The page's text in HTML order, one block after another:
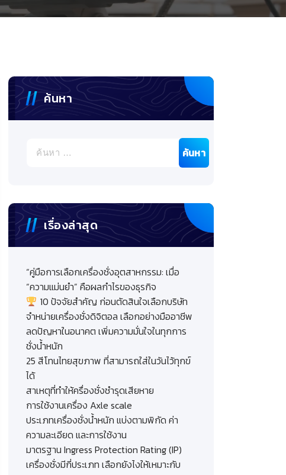
ค้นหา
ค้นหา
สำหรับ:
เรื่องล่าสุด
“คู่มือการเลือกเครื่องชั่งอุตสาหกรรม: เมื่อ
“ความแม่นยำ” คือผลกำไรของธุรกิจ
10 ปัจจัยสำคัญ ก่อนตัดสินใจเลือกบริษัท
จำหน่ายเครื่องชั่งดิจิตอล เลือกอย่างมืออาชีพ
ลดปัญหาในอนาคต เพิ่มความมั่นใจในทุกการ
ชั่งน้ำหนัก
25 สีโทนไทยสุขภาพ ที่สามารถใส่ในวันไว้ทุกข์
ได้
สาเหตุที่ทำให้ครื่องชั่งชำรุดเสียหาย
การใช้งานเครื่อง Axle scale
ประเภทเครื่องชั่งน้ำหนัก แบ่งตามพิกัด ค่า
ความละเอียด และการใช้งาน
มาตรฐาน Ingress Protection Rating (IP)
เครื่องชั่งมีกี่ประเภท เลือกยังไงให้เหมาะกับ